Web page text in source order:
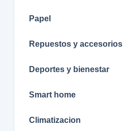
Papel
Repuestos y accesorios
Deportes y bienestar
Smart home
Climatizacion